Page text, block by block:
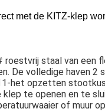
met de KITZ-klep
staal van een
De volledige haven
het opzetten
klep te openen en te
of muur